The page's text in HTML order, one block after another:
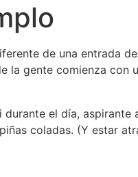
de una entrada
la gente comienza
durante el día,
coladas. (Y estar